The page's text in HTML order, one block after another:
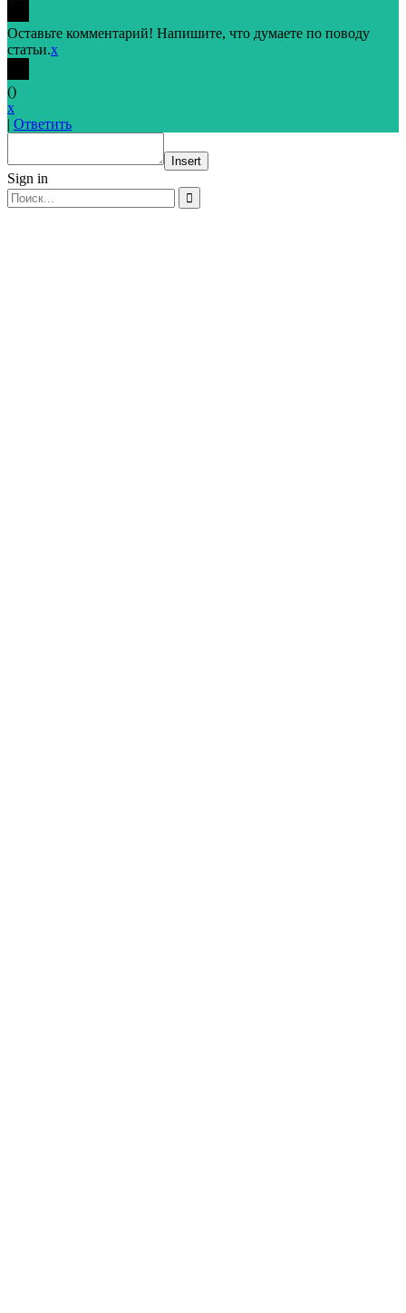
Оставьте комментарий! Напишите, что думаете по поводу
статьи.x
()
x
| Ответить
Insert
Sign in